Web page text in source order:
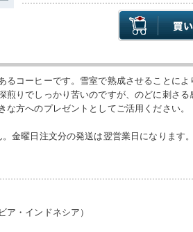
るコーヒーです。雪室で熟成させることに
煎りでしっかり苦いのですが、のどに刺さる
方へのプレゼントとしてご活用ください。
金曜日注文分の発送は翌営業日になります。
ア・インドネシア）